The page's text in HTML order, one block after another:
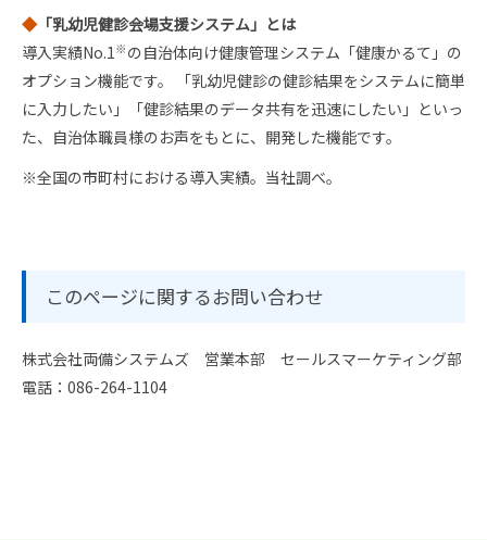
◆「乳幼児健診会場支援システム」とは
導入実績No.1※ の自治体向け健康管理システム「健康かるて」の
オプション機能です。 「乳幼児健診の健診結果をシステムに簡単
に入力したい」「健診結果のデータ共有を迅速にしたい」といっ
た、自治体職員様のお声をもとに、開発した機能です。
※全国の市町村における導入実績。当社調べ。
このページに関するお問い合わせ
株式会社両備システムズ 営業本部 セールスマーケティング部
電話：086-264-1104